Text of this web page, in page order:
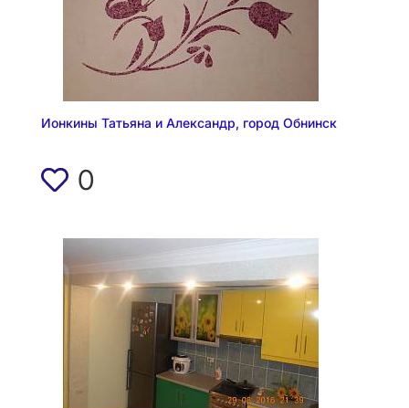
Ионкины Татьяна и Александр, город Обнинск
0